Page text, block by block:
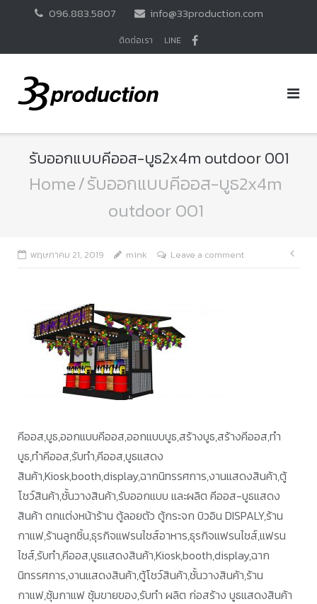
096.883.5807 info@33production.com
ติดต่อเรา LINE
รับออกแบบคีออส-บูธ2x4m outdoor 001
Home/รับออกแบบคีออส-บูธ2x4m
outdoor 001
พฤษภาคม 21, 2019 mink Leave a comment
แน
คีออส,บูธ,ออกแบบคีออส,ออกแบบบูธ,สร้างบูธ,สร้างคีออส,ทำ
บูธ,ทำคีออส,รับทำ,คีออส,บูธแสดง
สินค้า,Kiosk,booth,display,ฉากนิทรรศการ,งานแสดงสินค้า,ตู้
โชว์สินค้า,ชั้นวางสินค้า,รับออกแบบ และผลิต คีออส-บูธแสดง
สินค้า ตกแต่งหน้าร้าน ตู้ลอยตัว ตู้กระจก บิวอิน DISPALY,ร้าน
กาแฟ,ร้านลูกชิ้น,ธุรกิจแฟรนไชส์อาหาร,ธุรกิจแฟรนไชส์,แฟรน
ไชส์,รับทำ,คีออส,บูธแสดงสินค้า,Kiosk,booth,display,ฉาก
นิทรรศการ,งานแสดงสินค้า,ตู้โชว์สินค้า,ชั้นวางสินค้า,ร้าน
กาแฟ,ซุ้มกาแฟ ซุ้มขายของ,รับทำ ผลิต ก่อสร้าง บูธแสดงสินค้า